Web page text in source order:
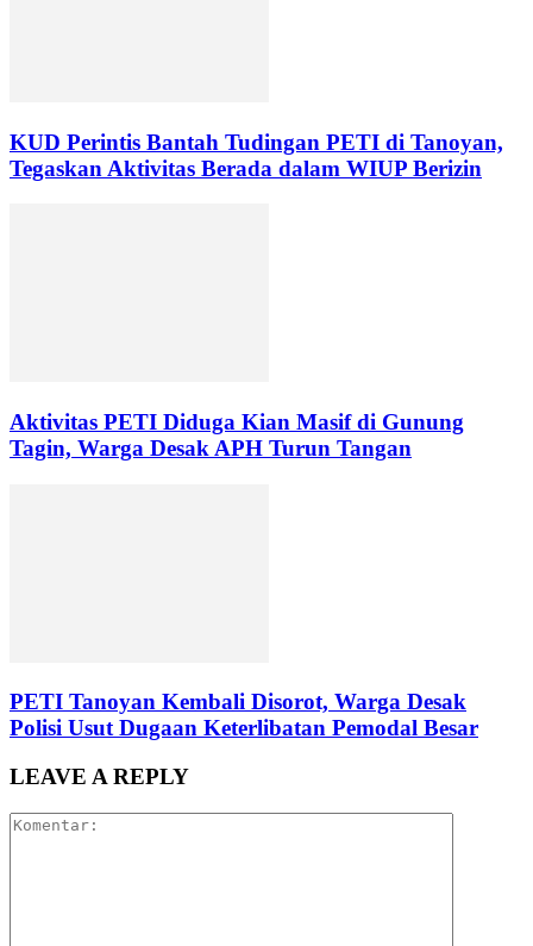
KUD Perintis Bantah Tudingan PETI di Tanoyan,
Tegaskan Aktivitas Berada dalam WIUP Berizin
Aktivitas PETI Diduga Kian Masif di Gunung
Tagin, Warga Desak APH Turun Tangan
PETI Tanoyan Kembali Disorot, Warga Desak
Polisi Usut Dugaan Keterlibatan Pemodal Besar
LEAVE A REPLY